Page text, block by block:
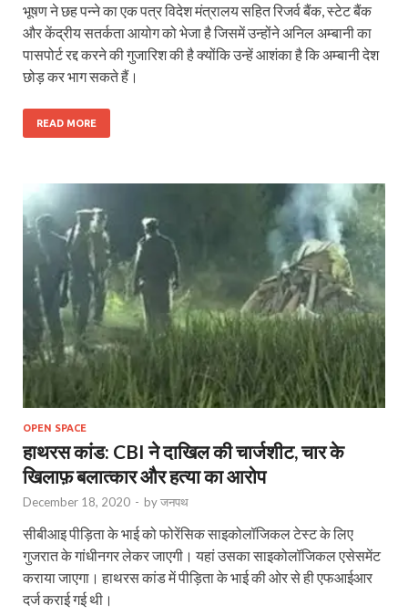
भूषण ने छह पन्‍ने का एक पत्र विदेश मंत्रालय सहित रिजर्व बैंक, स्‍टेट बैंक
और केंद्रीय सतर्कता आयोग को भेजा है जिसमें उन्‍होंने अनिल अम्‍बानी का
पासपोर्ट रद्द करने की गुजारिश की है क्‍योंकि उन्‍हें आशंका है कि अम्‍बानी देश
छोड़ कर भाग सकते हैं।
READ MORE
OPEN SPACE
हाथरस कांड: CBI ने दाखिल की चार्जशीट, चार के
खिलाफ़ बलात्कार और हत्या का आरोप
December 18, 2020 - byजनपथ
सीबीआइ पीड़िता के भाई को फोरेंसिक साइकोलॉजिकल टेस्ट के लिए
गुजरात के गांधीनगर लेकर जाएगी। यहां उसका साइकोलॉजिकल एसेसमेंट
कराया जाएगा। हाथरस कांड में पीड़िता के भाई की ओर से ही एफआईआर
दर्ज कराई गई थी।